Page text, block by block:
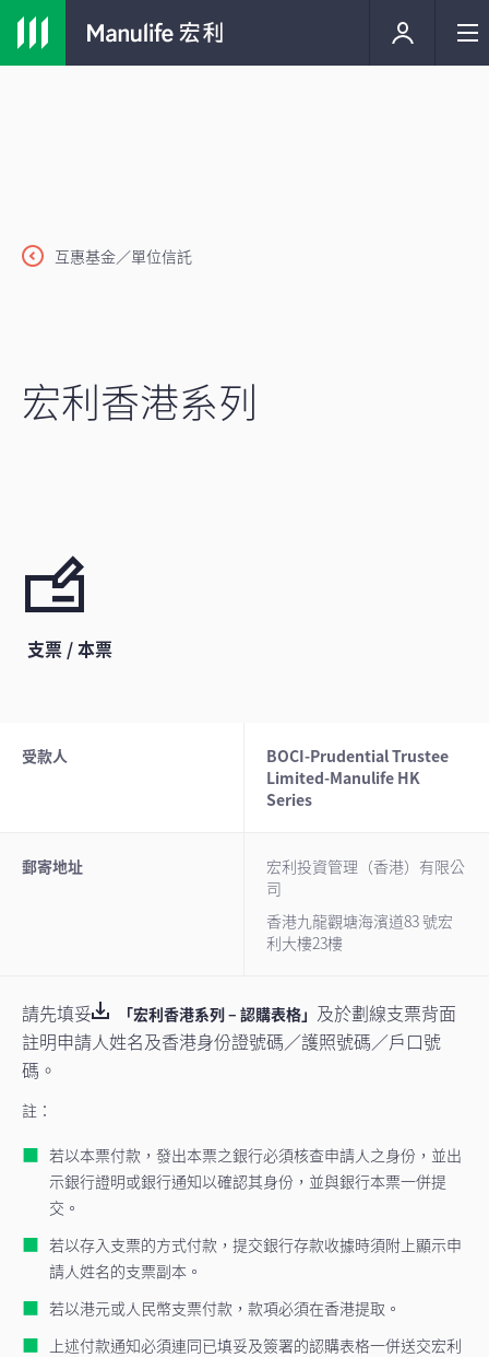
互惠基金／單位信託
宏利香港系列
支票 / 本票
受款人
BOCI-Prudential Trustee
Limited-Manulife HK
Series
郵寄地址
宏利投資管理（香港）有限公
司
香港九龍觀塘海濱道83 號宏
利大樓23樓
請先填妥 「宏利香港系列 – 認購表格」 及於劃線支票背面
註明申請人姓名及香港身份證號碼／護照號碼／戶口號
碼。
註：
若以本票付款，發出本票之銀行必須核查申請人之身份，並出
示銀行證明或銀行通知以確認其身份，並與銀行本票一併提
交。
若以存入支票的方式付款，提交銀行存款收據時須附上顯示申
請人姓名的支票副本。
若以港元或人民幣支票付款，款項必須在香港提取。
上述付款通知必須連同已填妥及簽署的認購表格一併送交宏利